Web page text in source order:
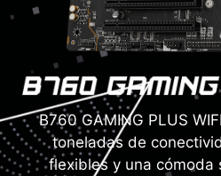
B760 GAMING PLUS
toneladas de
flexibles y una cómoda